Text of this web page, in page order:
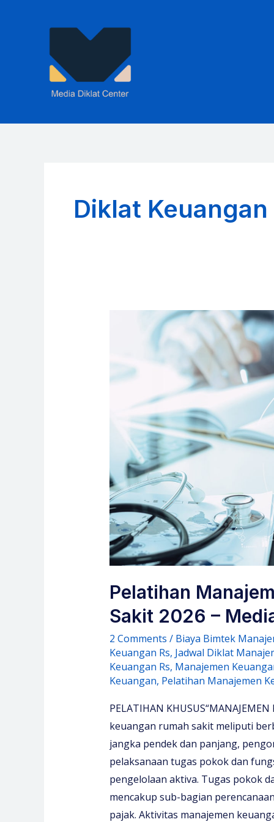
Diklat
Pelatihan
Sakit 2026 –
2 Comments / Biaya Bimtek
Keuangan Rs, Jadwal Diklat
Keuangan Rs, Manajemen
Keuangan, Pelatihan Manajemen
PELATIHAN
keuangan rumah sakit meliputi
jangka pendek dan panjang,
pelaksanaan tugas pokok dan
pengelolaan aktiva. Tugas pokok
mencakup sub-bagian
pajak. Aktivitas manajemen